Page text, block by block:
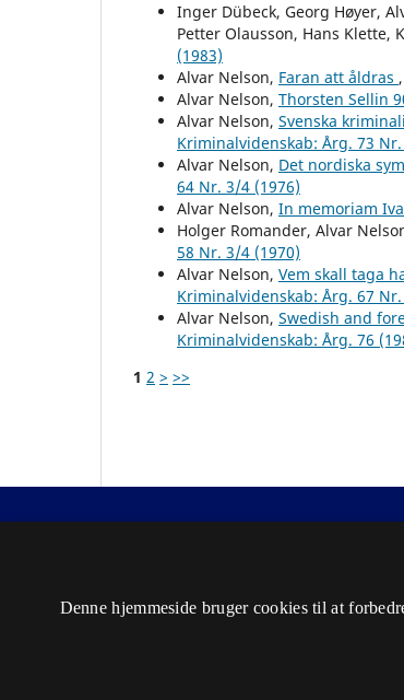
Inger Dübeck, Georg Høyer,
Petter Olausson, Hans Klette,
(1983)
Alvar Nelson, Faran att åldras ,
Alvar Nelson, Thorsten Sellin
Alvar Nelson, Svenska
Kriminalvidenskab: Årg. 73 Nr.
Alvar Nelson, Det nordiska
64 Nr. 3/4 (1976)
Alvar Nelson, In memoriam
Holger Romander, Alvar
58 Nr. 3/4 (1970)
Alvar Nelson, Vem skall taga
Kriminalvidenskab: Årg. 67 Nr.
Alvar Nelson, Swedish and
Kriminalvidenskab: Årg. 76
1 2 > >>
Nordisk Tidsskrift for
ISSN 2446-3051 (Online)
Denne hjemmeside bruger cookies til at